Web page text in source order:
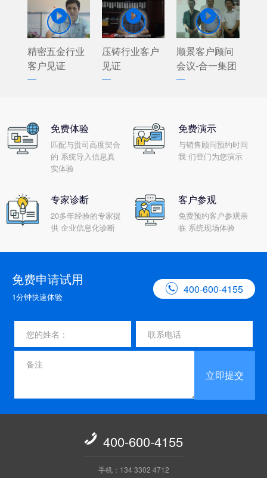

精密五金行业
客户见证

压铸行业客户
见证

顺景客户顾问
会议-合一集团
免费体验
匹配与贵司高度契合
的 系统导入信息真
实体验
免费演示
与销售顾问预约时间
我 们登门为您演示
专家诊断
20多年经验的专家提
供 企业信息化诊断
客户参观
免费预约客户参观亲
临 系统现场体验
免费申请试用
1分钟快速体验
 400-600-4155
立即提交
 400-600-4155
手机：134 3302 4712